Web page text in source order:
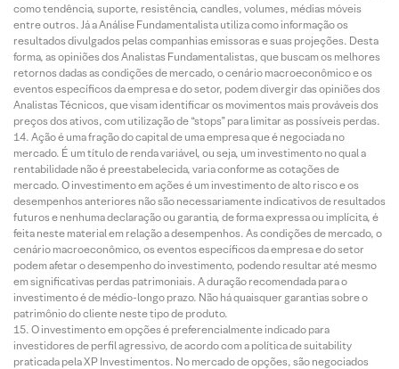
como tendência, suporte, resistência, candles, volumes, médias móveis
entre outros. Já a Análise Fundamentalista utiliza como informação os
resultados divulgados pelas companhias emissoras e suas projeções. Desta
forma, as opiniões dos Analistas Fundamentalistas, que buscam os melhores
retornos dadas as condições de mercado, o cenário macroeconômico e os
eventos específicos da empresa e do setor, podem divergir das opiniões dos
Analistas Técnicos, que visam identificar os movimentos mais prováveis dos
preços dos ativos, com utilização de “stops” para limitar as possíveis perdas.
Ação é uma fração do capital de uma empresa que é negociada no
mercado. É um título de renda variável, ou seja, um investimento no qual a
rentabilidade não é preestabelecida, varia conforme as cotações de
mercado. O investimento em ações é um investimento de alto risco e os
desempenhos anteriores não são necessariamente indicativos de resultados
futuros e nenhuma declaração ou garantia, de forma expressa ou implícita, é
feita neste material em relação a desempenhos. As condições de mercado, o
cenário macroeconômico, os eventos específicos da empresa e do setor
podem afetar o desempenho do investimento, podendo resultar até mesmo
em significativas perdas patrimoniais. A duração recomendada para o
investimento é de médio-longo prazo. Não há quaisquer garantias sobre o
patrimônio do cliente neste tipo de produto.
O investimento em opções é preferencialmente indicado para
investidores de perfil agressivo, de acordo com a política de suitability
praticada pela XP Investimentos. No mercado de opções, são negociados